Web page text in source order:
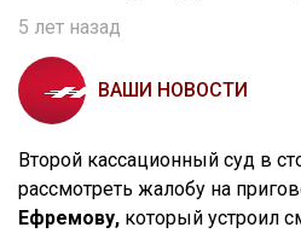
5 лет назад
ВАШИ НОВОСТИ
Второй кассационный суд в
рассмотреть жалобу на
Ефремову, который устроил